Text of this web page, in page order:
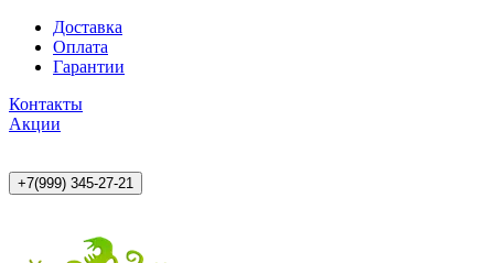
Доставка
Оплата
Гарантии
Контакты
Акции
+7(999) 345-27-21